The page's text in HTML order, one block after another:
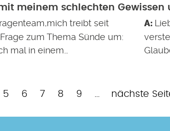
meinem schlechten Gewissen
treibt seit
zum Thema Sünde um:
mal in einem…
Page
5 Page
6 Page
7 Page
8 Page
9
Nächste
nächste